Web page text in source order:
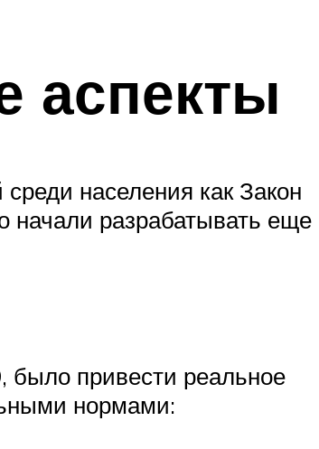
аспекты
населения как Закон
начали разрабатывать еще
было привести реальное
нормами: